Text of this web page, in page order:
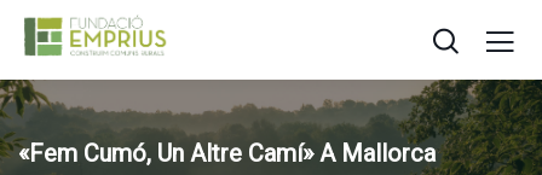
«Fem Cumó, Un Altre Camí» A Mallorca